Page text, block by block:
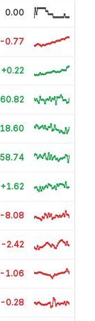
0.00
-0.77
+0.22
+1.62
-8.08
-2.42
-1.06
-0.28